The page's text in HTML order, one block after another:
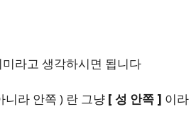
라고 생각하시면 됩니다
라 안쪽 ) 란 그냥 [ 성 안쪽 ] 이라